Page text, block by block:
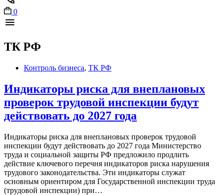
0
ТК РФ
Контроль бизнеса, ТК РФ
Индикаторы риска для внеплановых
проверок трудовой инспекции будут
действовать до 2027 года
Индикаторы риска для внеплановых проверок трудовой
инспекции будут действовать до 2027 года Министерство
труда и социальной защиты РФ предложило продлить
действие ключевого перечня индикаторов риска нарушения
трудового законодательства. Эти индикаторы служат
основным ориентиром для Государственной инспекции труда
(трудовой инспекции) при…